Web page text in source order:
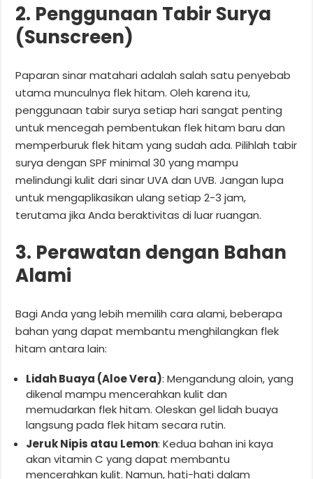
2. Penggunaan Tabir Surya
(Sunscreen)
Paparan sinar matahari adalah salah satu penyebab
utama munculnya flek hitam. Oleh karena itu,
penggunaan tabir surya setiap hari sangat penting
untuk mencegah pembentukan flek hitam baru dan
memperburuk flek hitam yang sudah ada. Pilihlah tabir
surya dengan SPF minimal 30 yang mampu
melindungi kulit dari sinar UVA dan UVB. Jangan lupa
untuk mengaplikasikan ulang setiap 2-3 jam,
terutama jika Anda beraktivitas di luar ruangan.
3. Perawatan dengan Bahan
Alami
Bagi Anda yang lebih memilih cara alami, beberapa
bahan yang dapat membantu menghilangkan flek
hitam antara lain:
Lidah Buaya (Aloe Vera): Mengandung aloin, yang
dikenal mampu mencerahkan kulit dan
memudarkan flek hitam. Oleskan gel lidah buaya
langsung pada flek hitam secara rutin.
Jeruk Nipis atau Lemon: Kedua bahan ini kaya
akan vitamin C yang dapat membantu
mencerahkan kulit. Namun, hati-hati dalam